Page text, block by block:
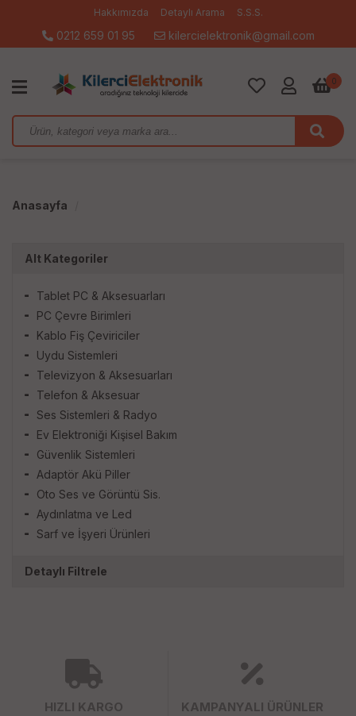
Hakkımızda Detaylı Arama S.S.S.
0212 659 01 95 kilercielektronik@gmail.com
0
Anasayfa
Alt Kategoriler
Tablet PC & Aksesuarları
PC Çevre Birimleri
Kablo Fiş Çeviriciler
Uydu Sistemleri
Televizyon & Aksesuarları
Telefon & Aksesuar
Ses Sistemleri & Radyo
Ev Elektroniği Kişisel Bakım
Güvenlik Sistemleri
Adaptör Akü Piller
Oto Ses ve Görüntü Sis.
Aydınlatma ve Led
Sarf ve İşyeri Ürünleri
Detaylı Filtrele
HIZLI KARGO KAMPANYALI ÜRÜNLER